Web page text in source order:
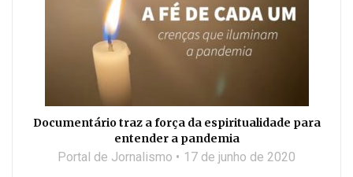
Documentário traz a força da espiritualidade para
entender a pandemia
Portal de Jornalismo 17 de junho de 2020